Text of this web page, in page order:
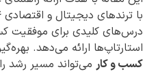
درس‌های کلیدی برای موفقیت
استارتاپ‌ها ارائه می‌دهد.
کسب و کار می‌تواند مسیر رشد